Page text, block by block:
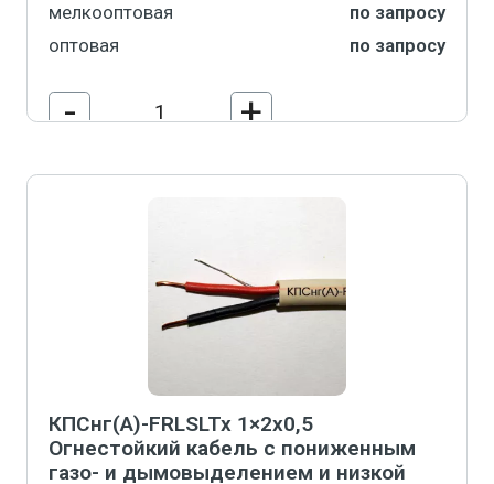
мелкооптовая
по запросу
оптовая
по запросу
- +
КПСнг(А)-FRLSLTx 1×2х0,5
Огнестойкий кабель с пониженным
газо- и дымовыделением и низкой